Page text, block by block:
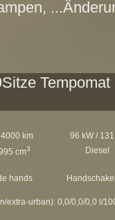
Tempomat
km 96 kW /
cm3 Diesel
hands
extra-urban): 0,0/0,0/0,0 l/